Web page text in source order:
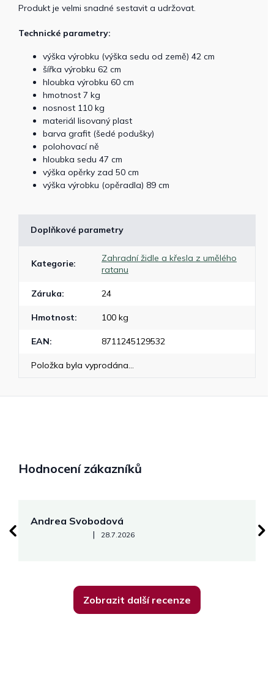
Produkt je velmi snadné sestavit a udržovat.
Technické parametry:
výška výrobku (výška sedu od země) 42 cm
šířka výrobku 62 cm
hloubka výrobku 60 cm
hmotnost 7 kg
nosnost 110 kg
materiál lisovaný plast
barva grafit (šedé podušky)
polohovací ně
hloubka sedu 47 cm
výška opěrky zad 50 cm
výška výrobku (opěradla) 89 cm
Doplňkové parametry
Kategorie:
Zahradní židle a křesla z umělého
ratanu
Záruka: 24
Hmotnost: 100 kg
EAN: 8711245129532
Položka byla vyprodána…
Hodnocení zákazníků
Andrea Svobodová
Hodnocení obchodu je 5 z 5 hvězdiček.
| 28.7.2026
Zobrazit další recenze